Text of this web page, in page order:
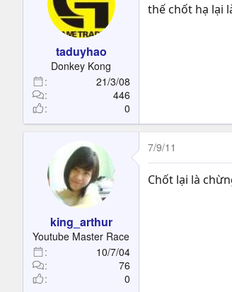
taduyhao
Donkey Kong
21/3/08
446
0
thế chốt hạ lại
king_arthur
Youtube Master Race
10/7/04
76
0
7/9/11
Chốt lại là